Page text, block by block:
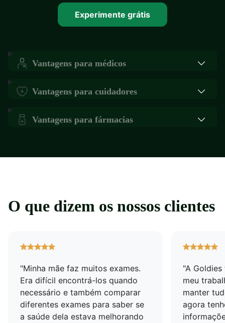
Experimente grátis
Vantagens para médicos
Vantagens para cuidadores
Vantagens para fármacias
O que dizem os nossos clientes
"Minha mãe faz muitos exames.
Era difícil encontrá-los quando
necessário e também comparar
diferentes exames para saber se
a saúde dela estava melhorando
"A
meu
manter
agora